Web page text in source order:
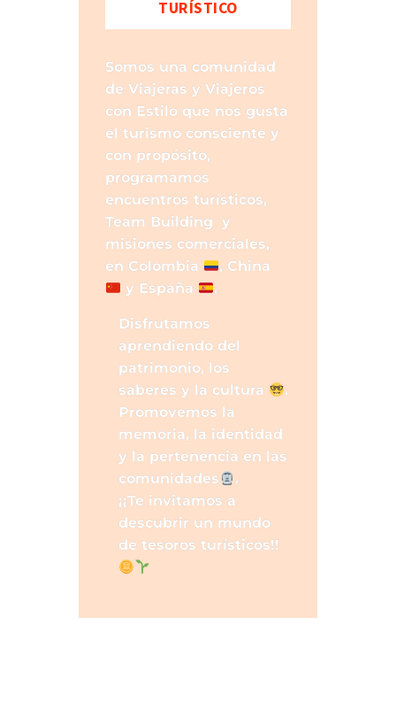
TURÍSTICO
Somos una comunidad
de Viajeras y Viajeros
con Estilo que nos gusta
el turismo consciente y
con propósito,
programamos
encuentros turísticos,
Team Building y
misiones comerciales,
en Colombia
, China
y España
.
Disfrutamos
aprendiendo del
patrimonio, los
saberes y la cultura
.
Promovemos la
memoria, la identidad
y la pertenencia en las
comunidades
.
¡¡Te invitamos a
descubrir un mundo
de tesoros turísticos!!